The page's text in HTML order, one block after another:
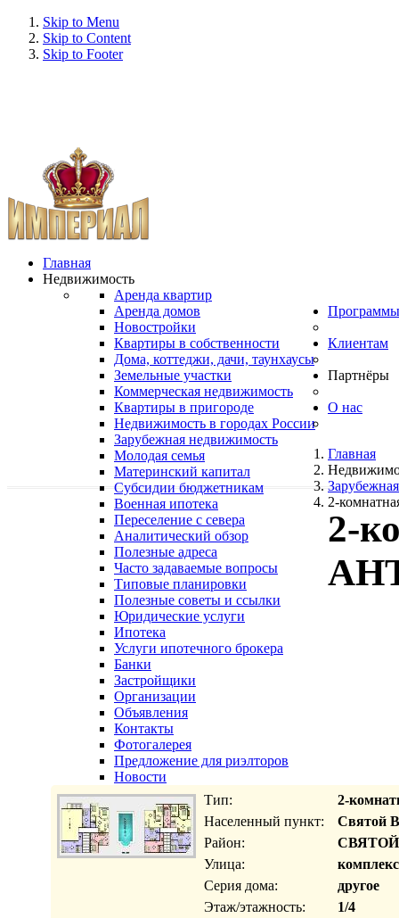
Skip to Menu
Skip to Content
Skip to Footer
Главная
Недвижимость
Аренда квартир
Аренда домов
Новостройки
Квартиры в собственности
Дома, коттеджи, дачи, таунхаусы
Земельные участки
Коммерческая недвижимость
Квартиры в пригороде
Недвижимость в городах России
Зарубежная недвижимость
Программы
Молодая семья
Материнский капитал
Субсидии бюджетникам
Военная ипотека
Переселение с севера
Клиентам
Аналитический обзор
Полезные адреса
Часто задаваемые вопросы
Типовые планировки
Полезные советы и ссылки
Юридические услуги
Ипотека
Услуги ипотечного брокера
Партнёры
Банки
Застройщики
Организации
О нас
Объявления
Контакты
Фотогалерея
Предложение для риэлторов
Новости
Главная
2-
2-
Тип:
2-
Населенный пункт:
Святой
Район:
Улица:
Серия дома:
другое
Этаж/этажность:
1/4